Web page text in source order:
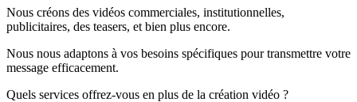
Nous créons des vidéos commerciales, institutionnelles,
publicitaires, des teasers, et bien plus encore.
Nous nous adaptons à vos besoins spécifiques pour transmettre votre
message efficacement.
Quels services offrez-vous en plus de la création vidéo ?